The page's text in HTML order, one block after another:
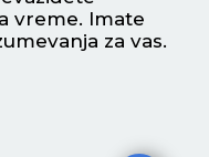
vreme. Imate
za vas.